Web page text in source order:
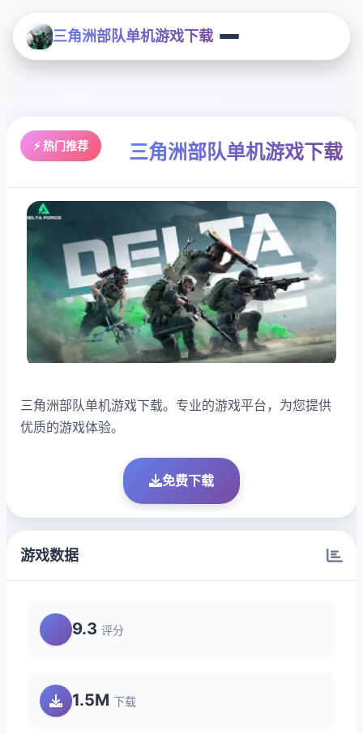
三角洲部队单机游戏下载
⚡ 热门推荐 三角洲部队单机游戏下载
三角洲部队单机游戏下载。专业的游戏平台，为您提供
优质的游戏体验。
免费下载
游戏数据
9.3 评分
1.5M 下载